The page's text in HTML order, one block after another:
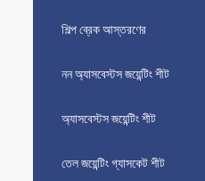
শিল্প ব্রেক আস্তরণের
নন অ্যাসবেস্টস জয়েন্টিং শীট
অ্যাসবেস্টস জয়েন্টিং শীট
তেল জয়েন্টিং গ্যাসকেট শীট